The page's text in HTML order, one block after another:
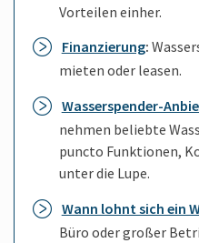
Vorteilen einher.
Finanzierung:
mieten oder leasen.
Wasserspender-
nehmen beliebte
puncto Funktionen,
unter die Lupe.
Wann lohnt sich ein
Büro oder großer